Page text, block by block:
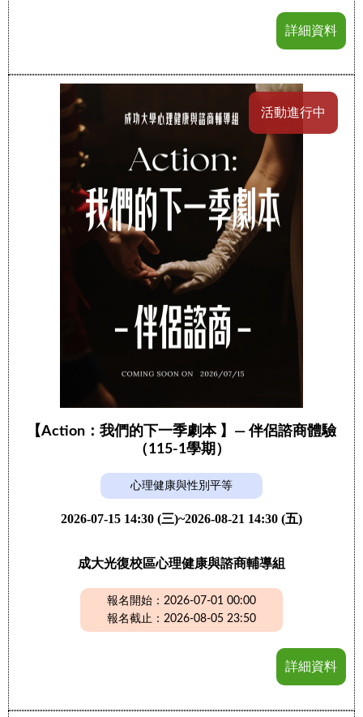
詳細資料
活動進行中
【Action：我們的下一季劇本 】— 伴侶諮商體驗
（115-1學期）
心理健康與性別平等
2026-07-15 14:30 (三)~2026-08-21 14:30 (五)
成大光復校區心理健康與諮商輔導組
報名開始：2026-07-01 00:00
報名截止：2026-08-05 23:50
詳細資料